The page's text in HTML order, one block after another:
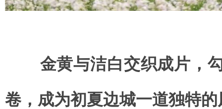
金黄与洁白交织成片，勾
卷，成为初夏边城一道独特